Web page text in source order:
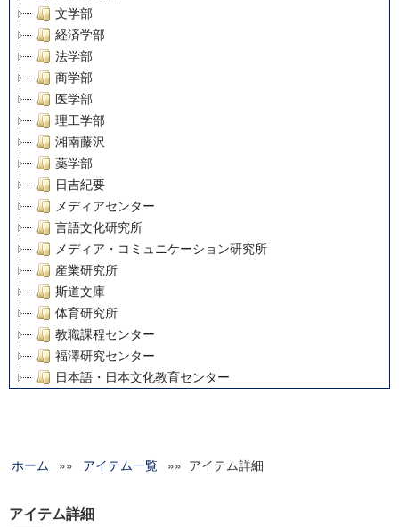
文学部
経済学部
法学部
商学部
医学部
理工学部
湘南藤沢
薬学部
日吉紀要
メディアセンター
言語文化研究所
メディア・コミュニケーション研究所
産業研究所
斯道文庫
体育研究所
教職課程センター
福澤研究センター
日本語・日本文化教育センター
グローバルリサーチインスティテュート
科学研究費補助金研究成果報告書
ホーム »» アイテム一覧 »» アイテム詳細
アイテム詳細